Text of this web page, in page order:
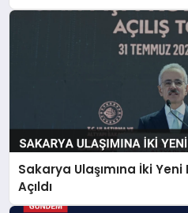
Sakarya Ulaşımına İki
Açıldı